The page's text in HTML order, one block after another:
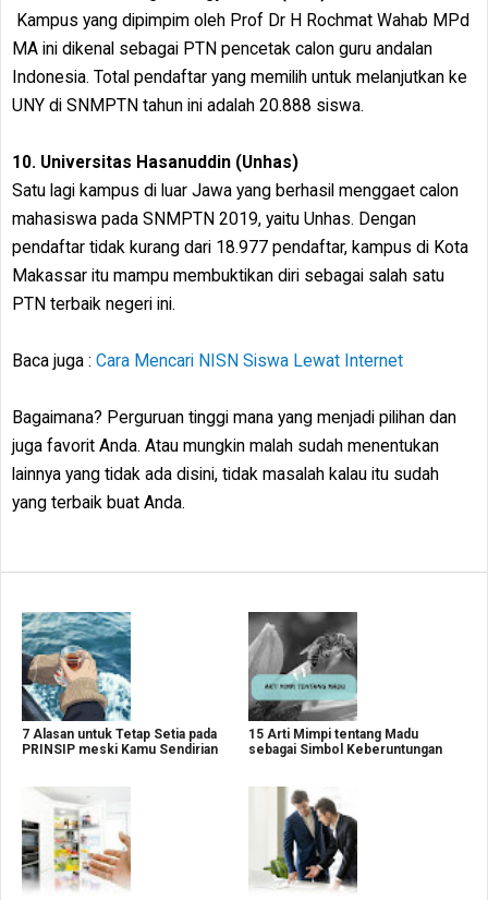
Kampus yang dipimpim oleh Prof Dr H Rochmat Wahab MPd
MA ini dikenal sebagai PTN pencetak calon guru andalan
Indonesia. Total pendaftar yang memilih untuk melanjutkan ke
UNY di SNMPTN tahun ini adalah 20.888 siswa.
10. Universitas Hasanuddin (Unhas)
Satu lagi kampus di luar Jawa yang berhasil menggaet calon
mahasiswa pada SNMPTN 2019, yaitu Unhas. Dengan
pendaftar tidak kurang dari 18.977 pendaftar, kampus di Kota
Makassar itu mampu membuktikan diri sebagai salah satu
PTN terbaik negeri ini.
Baca juga : Cara Mencari NISN Siswa Lewat Internet
Bagaimana? Perguruan tinggi mana yang menjadi pilihan dan
juga favorit Anda. Atau mungkin malah sudah menentukan
lainnya yang tidak ada disini, tidak masalah kalau itu sudah
yang terbaik buat Anda.
7 Alasan untuk Tetap Setia pada
PRINSIP meski Kamu Sendirian
15 Arti Mimpi tentang Madu
sebagai Simbol Keberuntungan